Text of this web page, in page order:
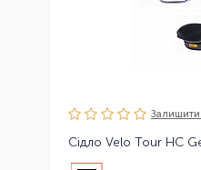
Залишити
Сідло Velo Tour HC